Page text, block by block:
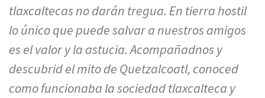
tlaxcaltecas no darán tregua. En tierra hostil
lo único que puede salvar a nuestros amigos
es el valor y la astucia. Acompañadnos y
descubrid el mito de Quetzalcoatl, conoced
como funcionaba la sociedad tlaxcalteca y